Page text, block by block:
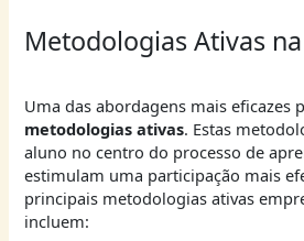
Metodologias Ativas na
Uma das abordagens mais eficazes
metodologias ativas. Estas
aluno no centro do processo de
estimulam uma participação mais
principais metodologias ativas
incluem: